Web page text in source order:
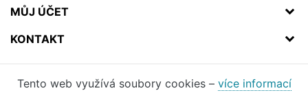
MŮJ ÚČET
KONTAKT
Tento web využívá soubory cookies – více informací